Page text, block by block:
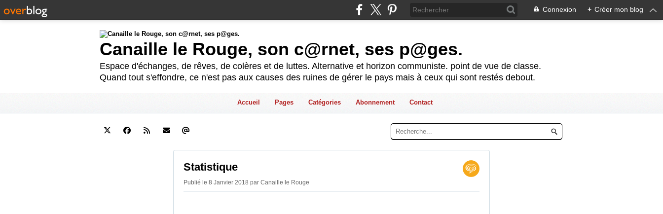
Connexion + Créer mon blog
Canaille le Rouge, son c@rnet, ses p@ges.
Espace d'échanges, de rêves, de colères et de luttes. Alternative et horizon communiste. point de vue de classe.
Quand tout s'effondre, ce n'est pas aux causes des ruines de gérer le pays mais à ceux qui sont restés debout.
Accueil Pages Catégories Abonnement Contact
Statistique
Publié le 8 Janvier 2018 par Canaille le Rouge